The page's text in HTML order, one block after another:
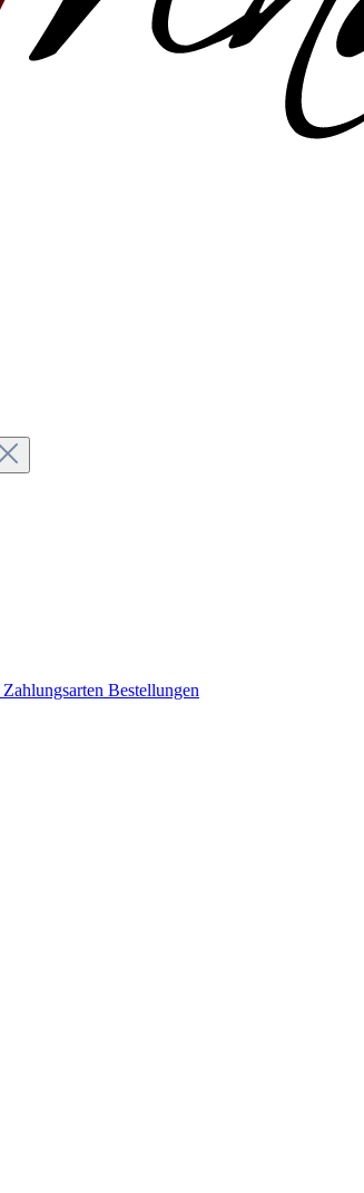
Zahlungsarten Bestellungen